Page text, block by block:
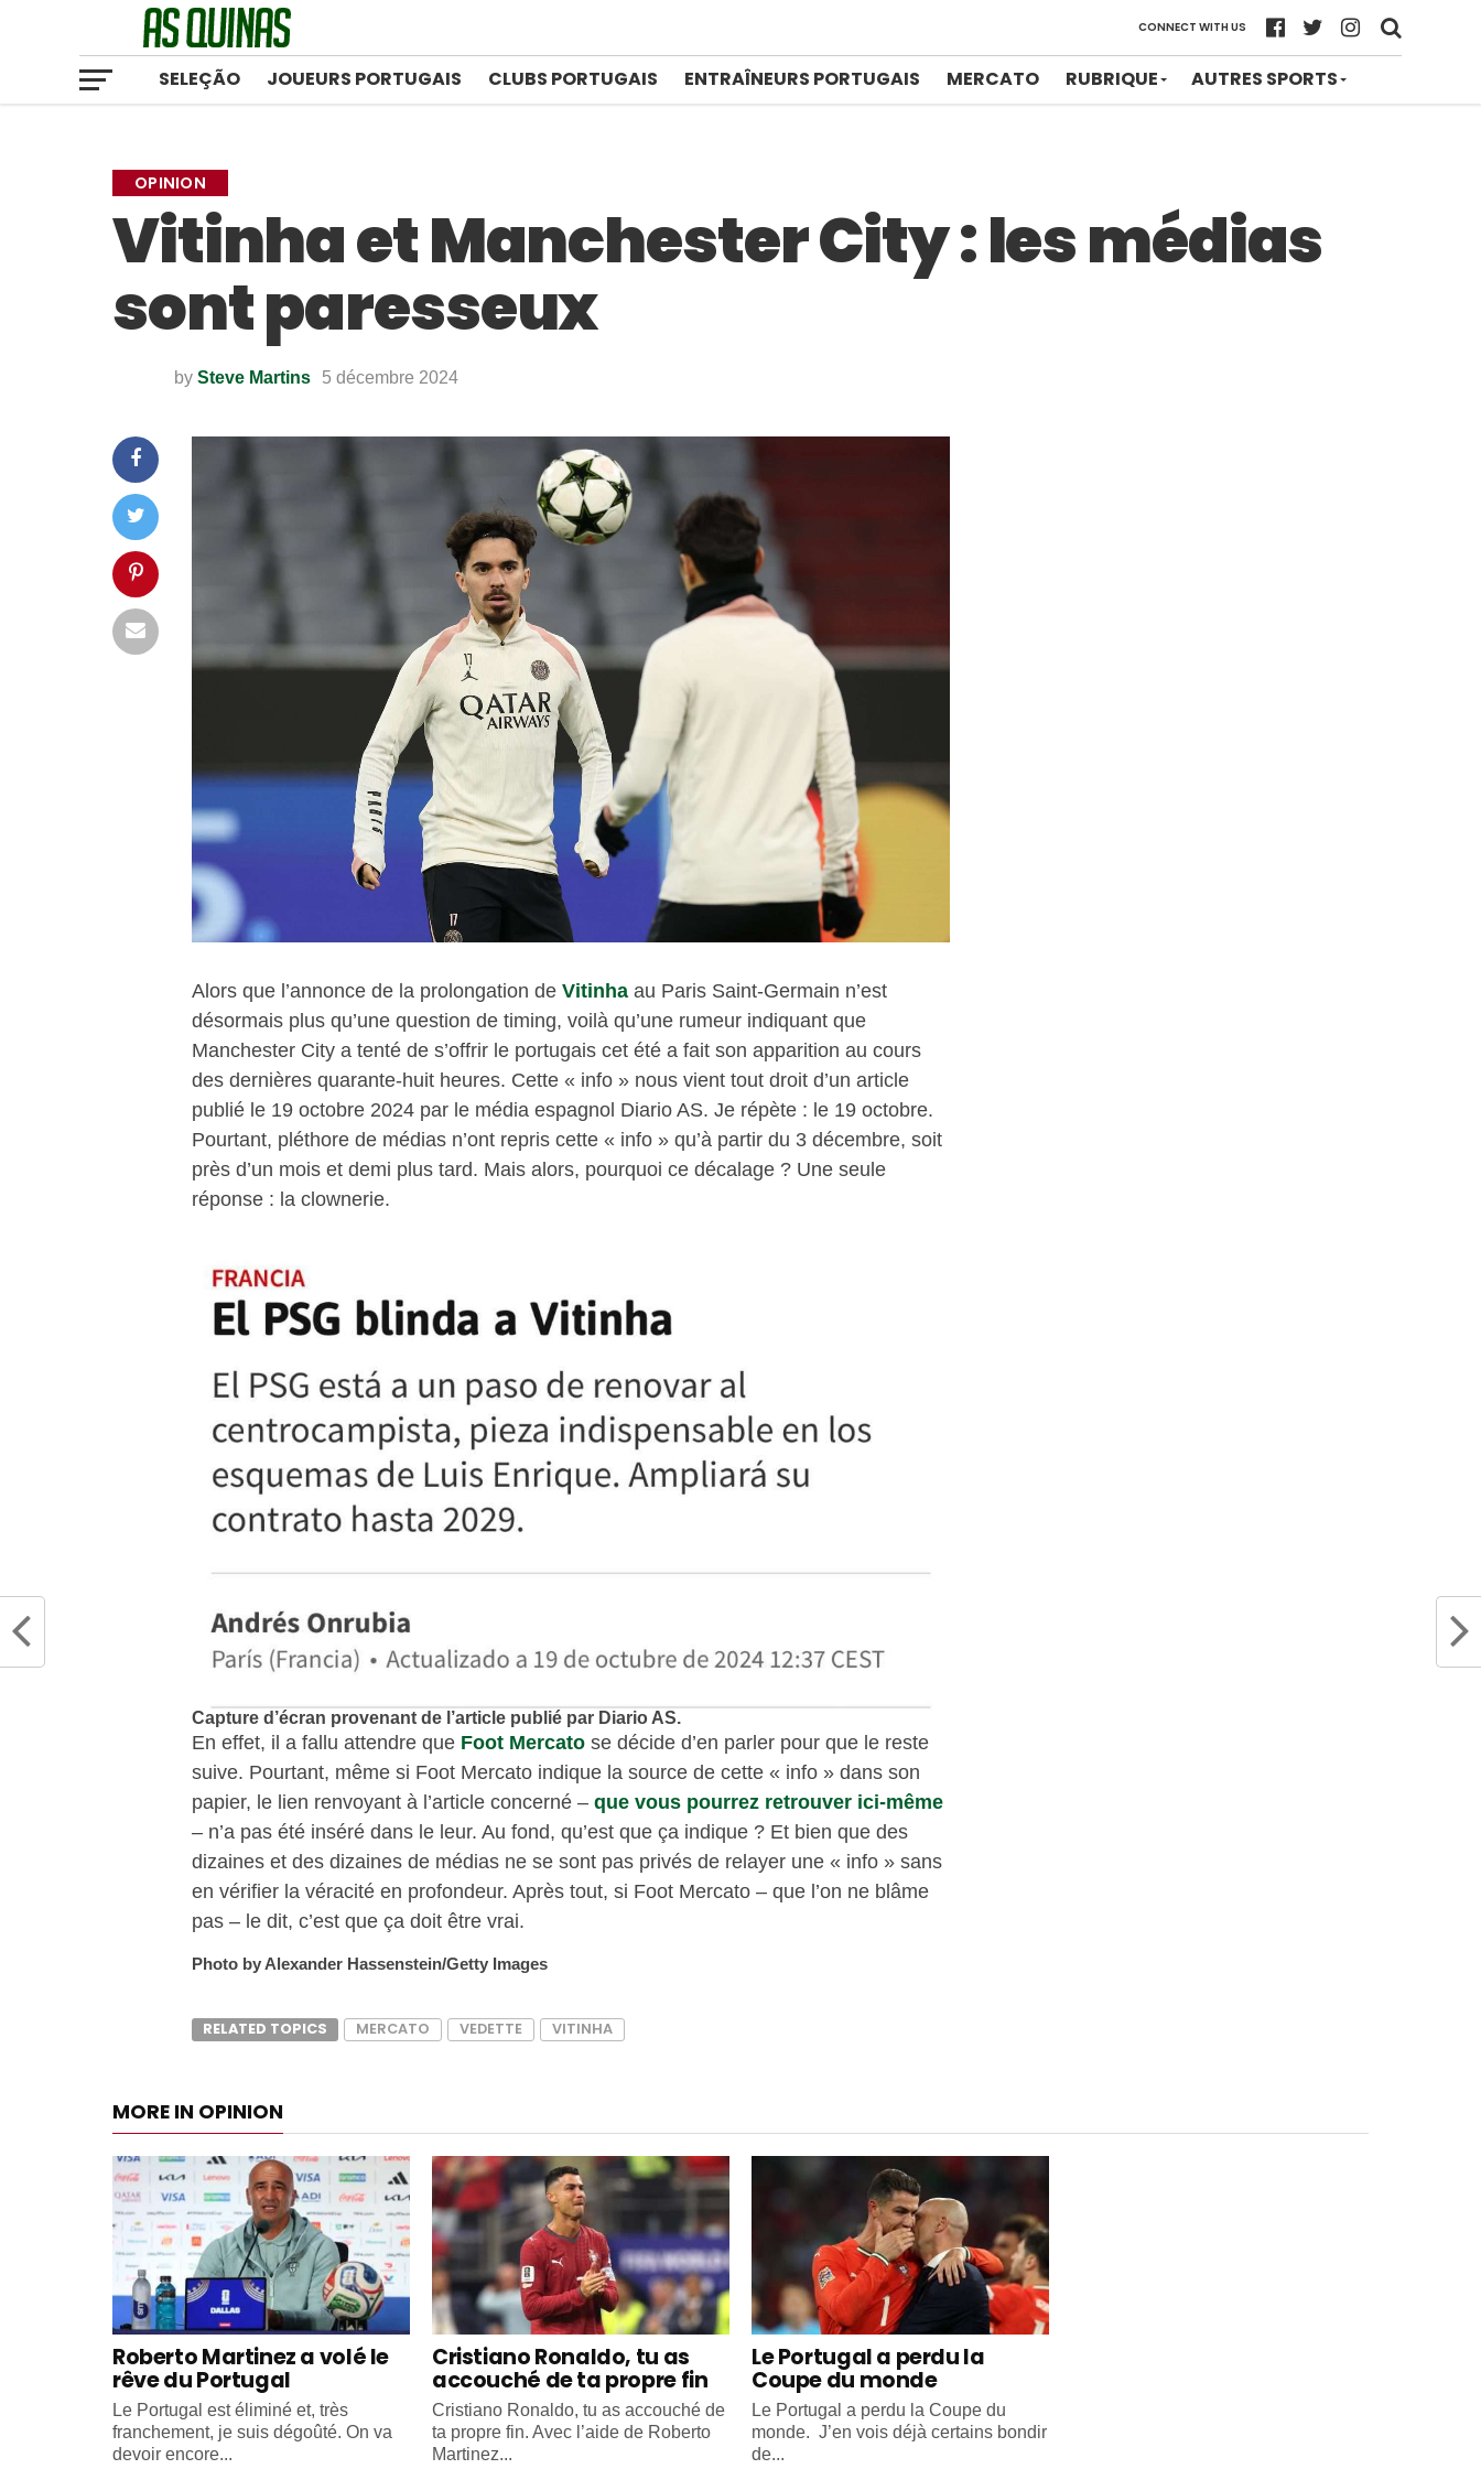
CONNECT WITH US
SELEÇÃO JOUEURS PORTUGAIS CLUBS PORTUGAIS ENTRAÎNEURS PORTUGAIS MERCATO RUBRIQUE AUTRES SPORTS
OPINION
Vitinha et Manchester City : les médias
sont paresseux
by Steve Martins 5 décembre 2024
Alors que l’annonce de la prolongation de Vitinha au Paris Saint-Germain n’est
désormais plus qu’une question de timing, voilà qu’une rumeur indiquant que
Manchester City a tenté de s’offrir le portugais cet été a fait son apparition au cours
des dernières quarante-huit heures. Cette « info » nous vient tout droit d’un article
publié le 19 octobre 2024 par le média espagnol Diario AS. Je répète : le 19 octobre.
Pourtant, pléthore de médias n’ont repris cette « info » qu’à partir du 3 décembre, soit
près d’un mois et demi plus tard. Mais alors, pourquoi ce décalage ? Une seule
réponse : la clownerie.
Capture d’écran provenant de l’article publié par Diario AS.
En effet, il a fallu attendre que Foot Mercato se décide d’en parler pour que le reste
suive. Pourtant, même si Foot Mercato indique la source de cette « info » dans son
papier, le lien renvoyant à l’article concerné – que vous pourrez retrouver ici-même
– n’a pas été inséré dans le leur. Au fond, qu’est que ça indique ? Et bien que des
dizaines et des dizaines de médias ne se sont pas privés de relayer une « info » sans
en vérifier la véracité en profondeur. Après tout, si Foot Mercato – que l’on ne blâme
pas – le dit, c’est que ça doit être vrai.
Photo by Alexander Hassenstein/Getty Images
RELATED TOPICS MERCATO VEDETTE VITINHA
MORE IN OPINION
Roberto Martinez a volé le
rêve du Portugal
Le Portugal est éliminé et, très
franchement, je suis dégoûté. On va
devoir encore...
Cristiano Ronaldo, tu as
accouché de ta propre fin
Cristiano Ronaldo, tu as accouché de
ta propre fin. Avec l’aide de Roberto
Martinez...
Le Portugal a perdu la
Coupe du monde
Le Portugal a perdu la Coupe du
monde. J’en vois déjà certains bondir
de...